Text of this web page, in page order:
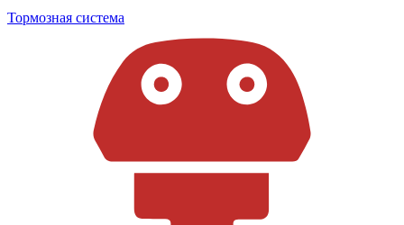
Тормозная система